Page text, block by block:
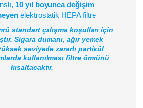
10 yıl boyunca değişim
elektrostatik HEPA filtre
standart çalışma koşulları için
Sigara dumanı, ağır yemek
seviyede zararlı partikül
kullanılması filtre ömrünü
kısaltacaktır.